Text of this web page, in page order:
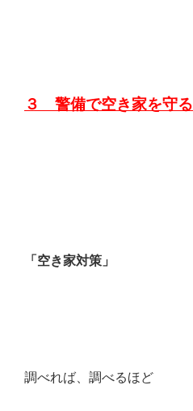
３ 警備で空き家を守る
「空き家対策」
調べれば、調べるほど